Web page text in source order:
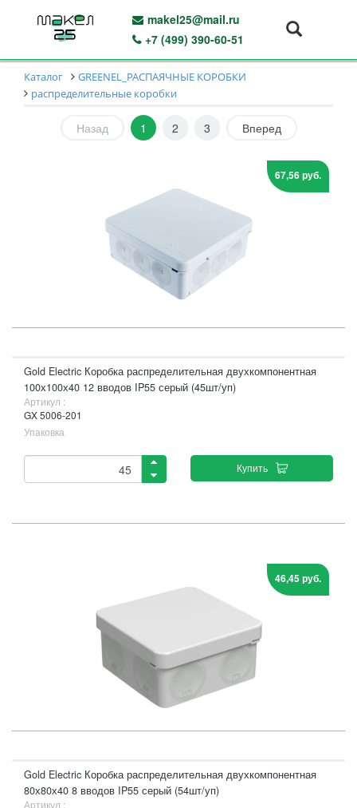
makel25@mail.ru
+7 (499) 390-60-51
Каталог
GREENEL_РАСПАЯЧНЫЕ КОРОБКИ
распределительные коробки
Назад 1 2 3 Вперед
67,56 руб.
Gold Electric Коробка распределительная двухкомпонентная
100х100х40 12 вводов IP55 серый (45шт/уп)
Артикул :
GX 5006-201
Упаковка
Купить
46,45 руб.
Gold Electric Коробка распределительная двухкомпонентная
80х80х40 8 вводов IP55 серый (54шт/уп)
Артикул :